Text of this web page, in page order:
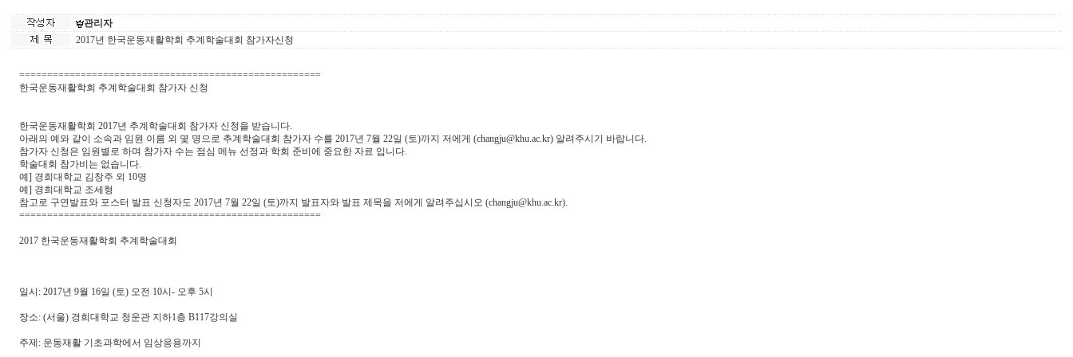
관리자
2017년 한국운동재활학회 추계학술대회 참가자신청
======================================================
한국운동재활학회 추계학술대회 참가자 신청
한국운동재활학회 2017년 추계학술대회 참가자 신청을 받습니다.
아래의 예와 같이 소속과 임원 이름 외 몇 명으로 추계학술대회 참가자 수를 2017년 7월 22일 (토)까지 저에게 (changju@khu.ac.kr) 알려주시기 바랍니다.
참가자 신청은 임원별로 하며 참가자 수는 점심 메뉴 선정과 학회 준비에 중요한 자료 입니다.
학술대회 참가비는 없습니다.
예] 경희대학교 김창주 외 10명
예] 경희대학교 조세형
참고로 구연발표와 포스터 발표 신청자도 2017년 7월 22일 (토)까지 발표자와 발표 제목을 저에게 알려주십시오 (changju@khu.ac.kr).
======================================================
2017 한국운동재활학회 추계학술대회
일시: 2017년 9월 16일 (토) 오전 10시- 오후 5시
장소: (서울) 경희대학교 청운관 지하1층 B117강의실
주제: 운동재활 기초과학에서 임상응용까지